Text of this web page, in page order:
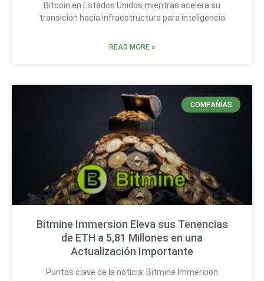
Bitcoin en Estados Unidos mientras acelera su
transición hacia infraestructura para inteligencia
READ MORE »
COMPAÑÍAS
Bitmine Immersion Eleva sus Tenencias
de ETH a 5,81 Millones en una
Actualización Importante
Puntos clave de la noticia: Bitmine Immersion